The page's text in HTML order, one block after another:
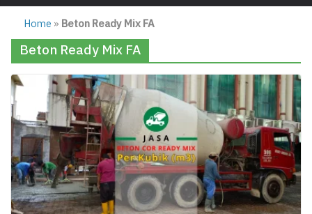
Home » Beton Ready Mix FA
Beton Ready Mix FA